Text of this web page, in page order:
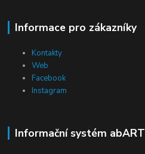
Informace pro zákazníky
Kontakty
Web
Facebook
Instagram
Informační systém abART